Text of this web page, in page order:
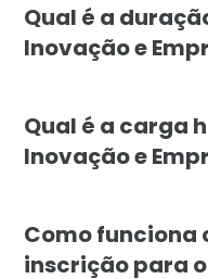
Qual é a
Inovação e
Qual é a carga
Inovação e
Como funciona
inscrição para